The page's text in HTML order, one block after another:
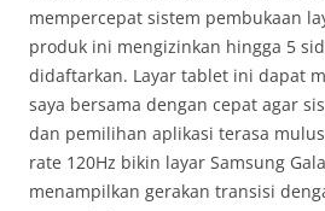
mempercepat sistem pembukaan
produk ini mengizinkan hingga 5
didaftarkan. Layar tablet ini dapat
saya bersama dengan cepat agar
dan pemilihan aplikasi terasa
rate 120Hz bikin layar Samsung
menampilkan gerakan transisi